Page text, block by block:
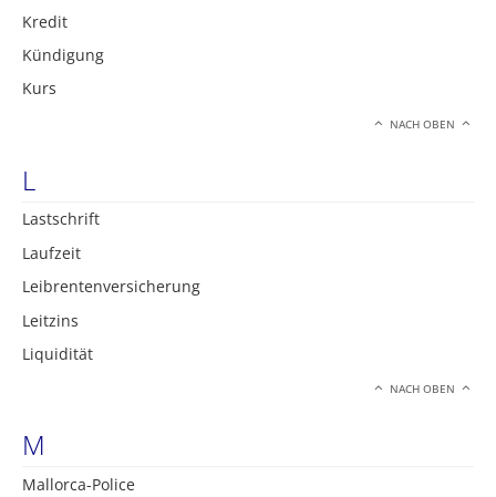
Kredit
Kündigung
Kurs
NACH OBEN
L
Lastschrift
Laufzeit
Leibrentenversicherung
Leitzins
Liquidität
NACH OBEN
M
Mallorca-Police